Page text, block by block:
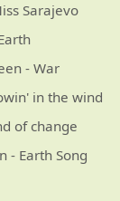
Sarajevo
- War
in the wind
of change
- Earth Song